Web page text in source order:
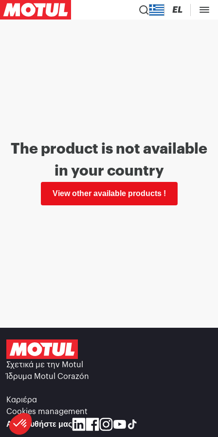
EL
The product is not available
in your country
View other available products !
Σχετικά με την Motul
Ίδρυμα Motul Corazón
Καριέρα
Cookies management
Ακολουθήστε μας